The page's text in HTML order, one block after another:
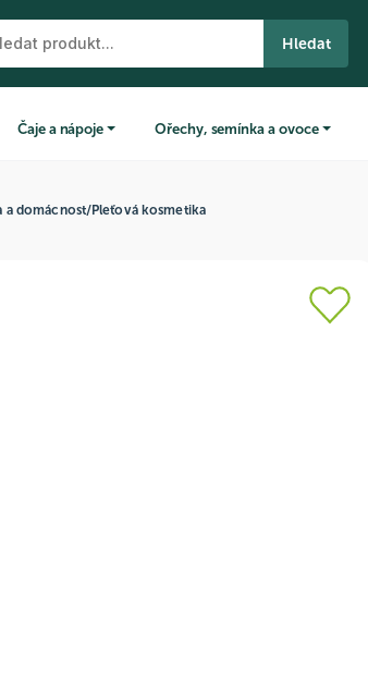
Hledat
Čaje a nápoje Ořechy, semínka a ovoce
a domácnost/Pleťová kosmetika